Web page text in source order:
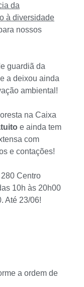
da
à diversidade
nossos
guardiã da
a deixou ainda
ambiental!
na Caixa
e ainda tem
com
e contações!
Centro
10h às 20h00
Até 23/06!
a ordem de